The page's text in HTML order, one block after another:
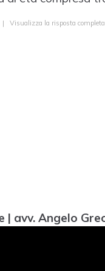
| Visualizza la risposta
avv. Angelo